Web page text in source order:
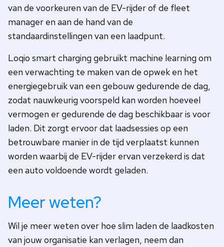
van de voorkeuren van de EV-rijder of de fleet
manager en aan de hand van de
standaardinstellingen van een laadpunt.
Loqio smart charging gebruikt machine learning om
een verwachting te maken van de opwek en het
energiegebruik van een gebouw gedurende de dag,
zodat nauwkeurig voorspeld kan worden hoeveel
vermogen er gedurende de dag beschikbaar is voor
laden. Dit zorgt ervoor dat laadsessies op een
betrouwbare manier in de tijd verplaatst kunnen
worden waarbij de EV-rijder ervan verzekerd is dat
een auto voldoende wordt geladen.
Meer weten?
Wil je meer weten over hoe slim laden de laadkosten
van jouw organisatie kan verlagen, neem dan